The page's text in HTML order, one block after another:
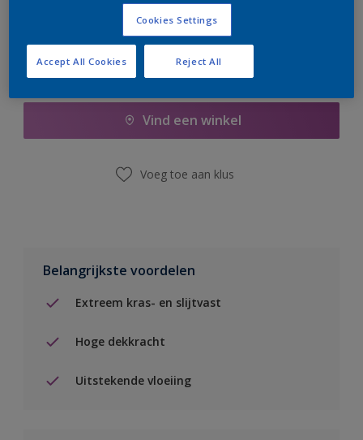
Boodschappenlijst
Vind een winkel
Voeg toe aan klus
Belangrijkste voordelen
Extreem kras- en slijtvast
Hoge dekkracht
Uitstekende vloeiing
Cookies Settings
Reject All
Accept All Cookies